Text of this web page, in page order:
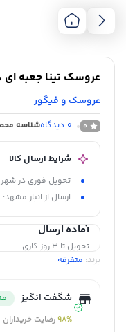
عروسک تینا جعبه ای 18
عروسک و فیگور
0
0 دیدگاهشناسه
شرایط ارسال کالا
تحویل فوری در
ارسال از انبار مشهد: 3 الی 5 روز کاری
آماده ارسال
تحویل تا 3 روز کاری
برند: متفرقه
شگفت انگیز
98%رضایت خریداران